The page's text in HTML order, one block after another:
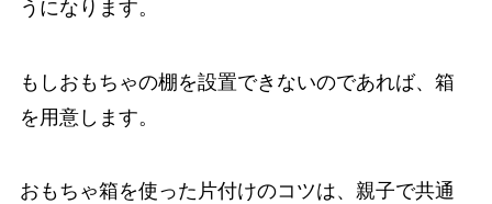
うになります。
もしおもちゃの棚を設置できないのであれば、箱
を用意します。
おもちゃ箱を使った片付けのコツは、親子で共通